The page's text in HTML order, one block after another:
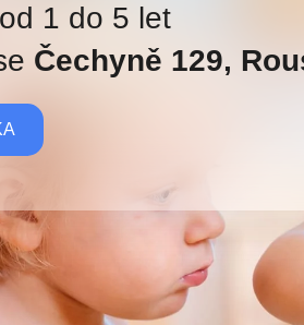
1 do 5 let
Čechyně 129,